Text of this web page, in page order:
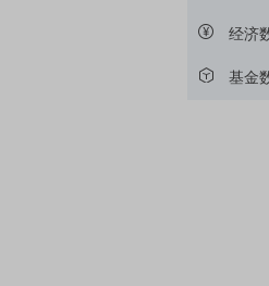
经济
基金